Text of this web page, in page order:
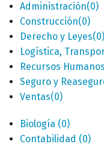
Administración(0)
Construcción(0)
Derecho y Leyes(0)
Logística,
Recursos Humanos
Seguro y
Ventas(0)
Biología (0)
Contabilidad (0)